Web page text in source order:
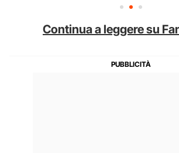
Continua a leggere su